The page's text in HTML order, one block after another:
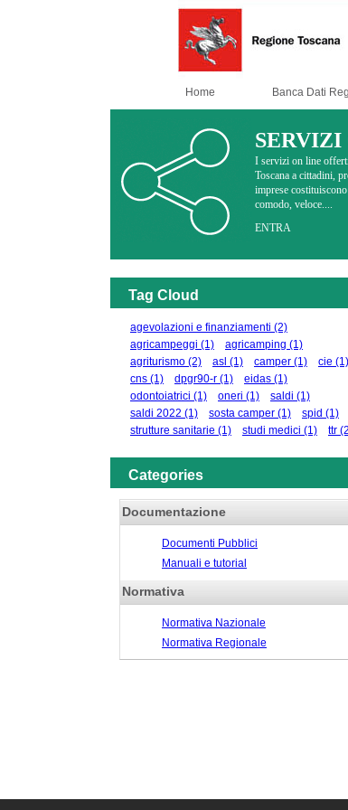
Home Banca Dati
I servizi on line
Toscana a cittadini,
imprese
comodo, veloce....
ENTRA
Tag Cloud
agevolazioni e finanziamenti (2)
agricampeggi (1) agricamping (1)
agriturismo (2) asl (1) camper (1) cie (1)
cns (1) dpgr90-r (1) eidas (1)
odontoiatrici (1) oneri (1) saldi (1)
saldi 2022 (1) sosta camper (1) spid (1)
strutture sanitarie (1) studi medici (1) ttr
Categories
Documentazione
Documenti Pubblici
Manuali e tutorial
Normativa
Normativa Nazionale
Normativa Regionale